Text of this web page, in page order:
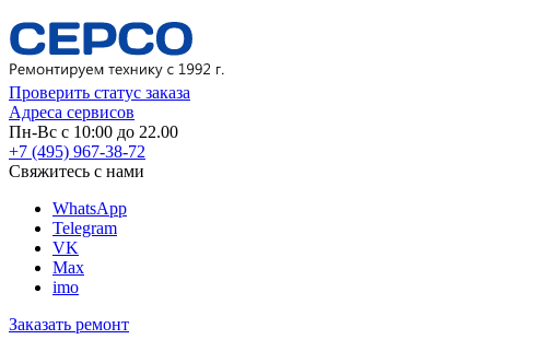
Проверить статус заказа
Адреса сервисов
Пн-Вс с 10:00 до 22.00
+7 (495) 967-38-72
Свяжитесь с нами
WhatsApp
Telegram
VK
Max
imo
Заказать ремонт